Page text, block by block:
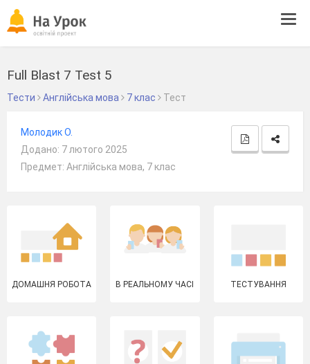
Full Blast 7 Test 5
Тести Англійська мова 7 клас Тест
Молодик О.
Додано: 7 лютого 2025
Предмет: Англійська мова, 7 клас
ДОМАШНЯ РОБОТА В РЕАЛЬНОМУ ЧАСІ ТЕСТУВАННЯ